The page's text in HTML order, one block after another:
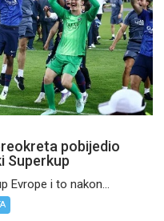
pobijedio
Superkup
Evrope i to nakon...